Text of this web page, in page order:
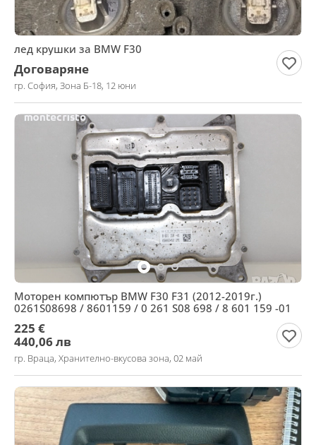
лед крушки за BMW F30
Договаряне
гр. София, Зона Б-18, 12 юни
Моторен компютър BMW F30 F31 (2012-2019г.)
0261S08698 / 8601159 / 0 261 S08 698 / 8 601 159 -01
225 €
440,06 лв
гр. Враца, Хранително-вкусова зона, 02 май